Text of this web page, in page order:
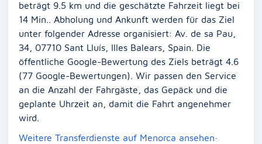
beträgt 9.5 km und die geschätzte Fahrzeit liegt bei
14 Min.. Abholung und Ankunft werden für das Ziel
unter folgender Adresse organisiert: Av. de sa Pau,
34, 07710 Sant Lluís, Illes Balears, Spain. Die
öffentliche Google-Bewertung des Ziels beträgt 4.6
(77 Google-Bewertungen). Wir passen den Service
an die Anzahl der Fahrgäste, das Gepäck und die
geplante Uhrzeit an, damit die Fahrt angenehmer
wird.
Weitere Transferdienste auf Menorca ansehen·